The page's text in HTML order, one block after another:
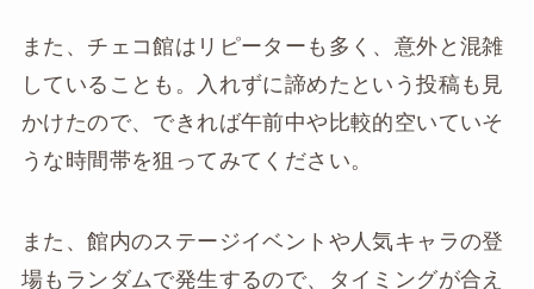
また、チェコ館はリピーターも多く、意外と混雑
していることも。入れずに諦めたという投稿も見
かけたので、できれば午前中や比較的空いていそ
うな時間帯を狙ってみてください。
また、館内のステージイベントや人気キャラの登
場もランダムで発生するので、タイミングが合え